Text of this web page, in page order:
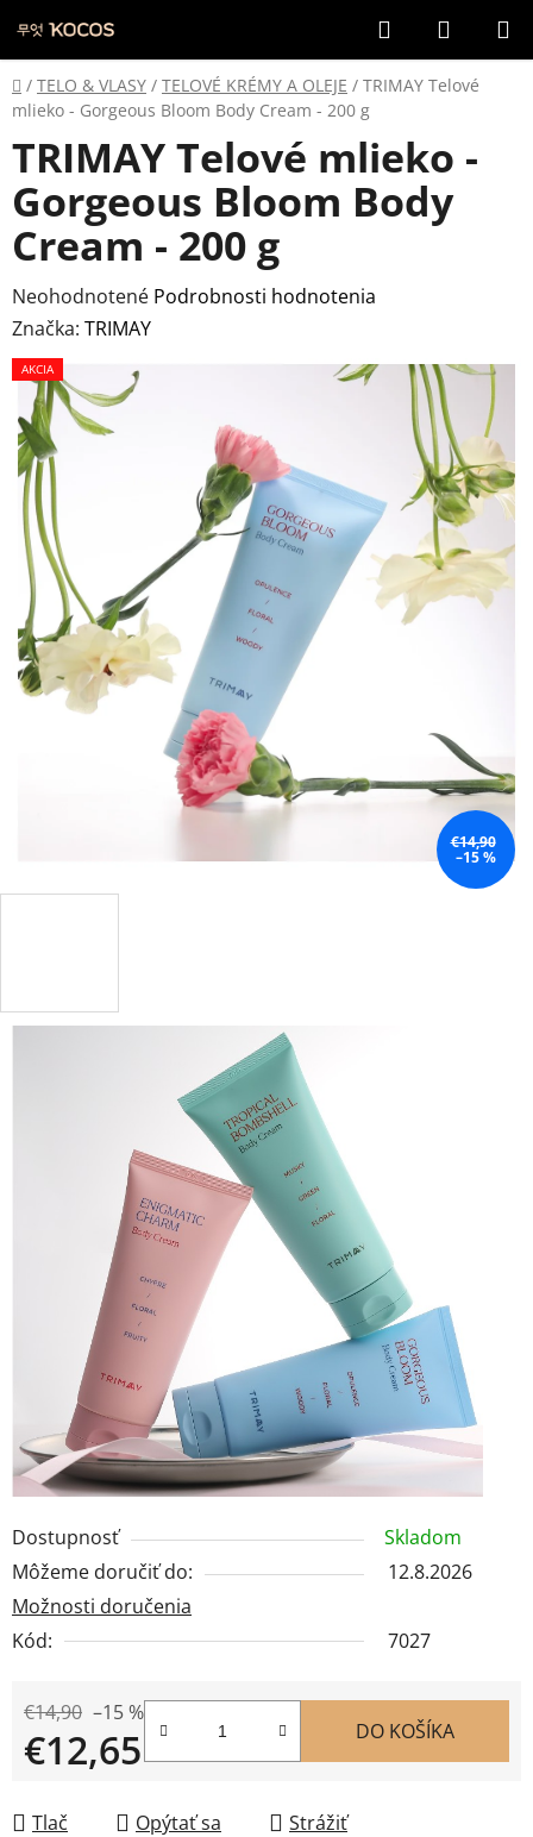
na
obsah
Hľadať
KOŠÍK
Domov
/ TELO & VLASY / TELOVÉ KRÉMY A OLEJE / TRIMAY Telové
mlieko - Gorgeous Bloom Body Cream - 200 g
Dostupnosť
Skladom
Môžeme doručiť do:
12.8.2026
Možnosti doručenia
Kód:
7027
€14,90 –15 %
€12,65 DO KOŠÍKA
Tlač Opýtať sa
Strážiť
TRIMAY Telové mlieko -
Gorgeous Bloom Body
Cream - 200 g
Priemerné
hodnotenie
produktu
0,0
z
hviezdičiek.
Neohodnotené Podrobnosti hodnotenia
Značka: TRIMAY
AKCIA
€14,90
–15 %